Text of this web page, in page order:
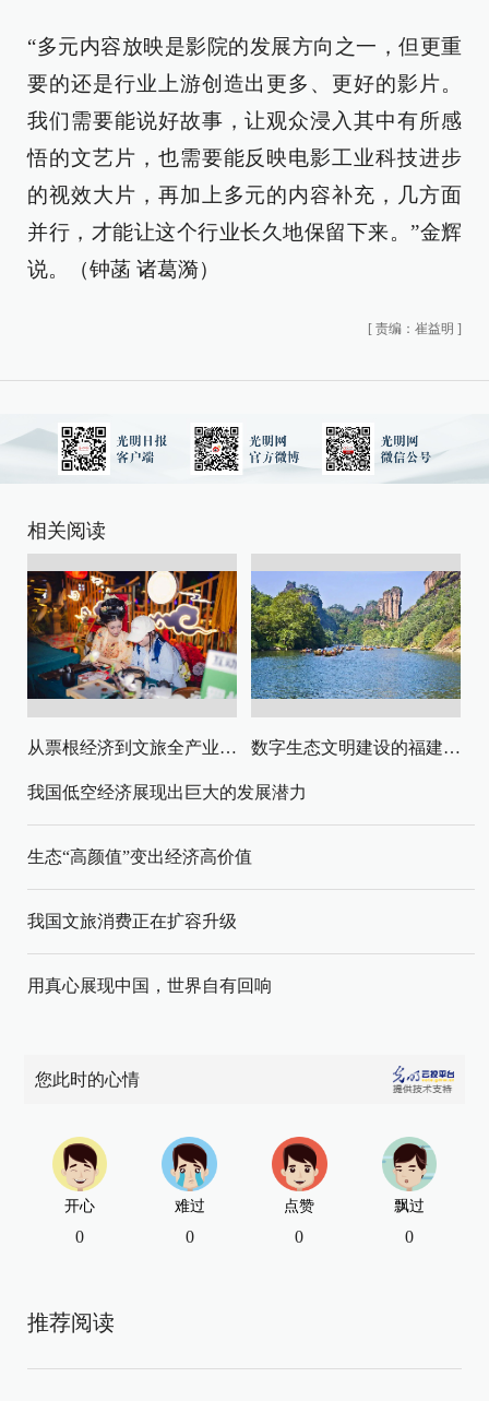
“多元内容放映是影院的发展方向之一，但更重
要的还是行业上游创造出更多、更好的影片。
我们需要能说好故事，让观众浸入其中有所感
悟的文艺片，也需要能反映电影工业科技进步
的视效大片，再加上多元的内容补充，几方面
并行，才能让这个行业长久地保留下来。”金辉
说。（钟菡 诸葛漪）
[ 责编：崔益明 ]
相关阅读
从票根经济到文旅全产业链升级 数字生态文明建设的福建路径与启示
我国低空经济展现出巨大的发展潜力
生态“高颜值”变出经济高价值
我国文旅消费正在扩容升级
用真心展现中国，世界自有回响
您此时的心情
开心
0
难过
0
点赞
0
飘过
0
推荐阅读